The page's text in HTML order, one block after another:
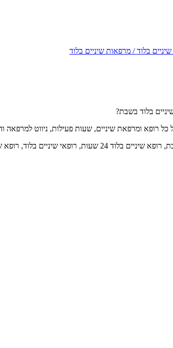
שיניים בלוד / מרפאות שיניים בלוד
רופא ומרפאת שיניים, שעות פעילות, ניווט למרפאה
רופא שיניים בלוד, רופא שיניים בלוד בשבת,